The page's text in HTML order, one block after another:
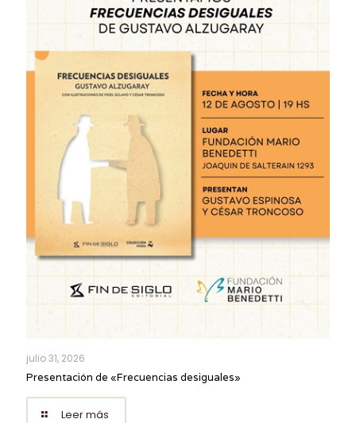
julio 31, 2026
Presentación de «Frecuencias desiguales»
Leer más